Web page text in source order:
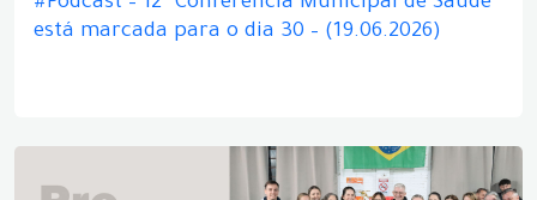
está marcada para o dia 30 – (19.06.2026)